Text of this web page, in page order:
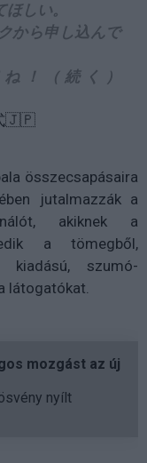
しい。
から申し込んで
！（続く）
🇯🇵
összecsapásaira
jutalmazzák a
akiknek a
a tömegből,
szumó-
látogatókat.
mozgást az új
nyílt